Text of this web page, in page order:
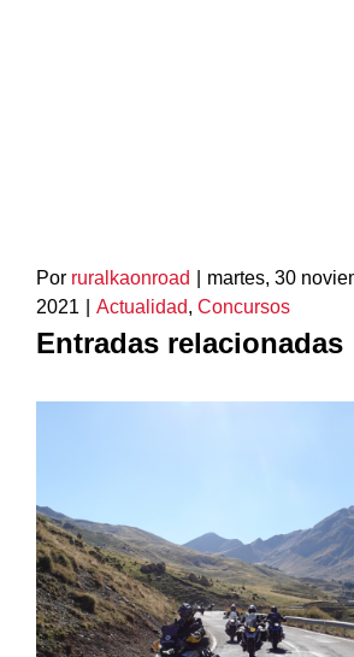
Por ruralkaonroad
martes, 30
2021
Actualidad, Concursos
Entradas relacionadas